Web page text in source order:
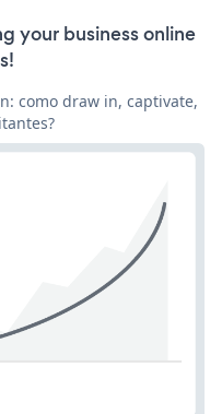
your business online
como draw in, captivate,